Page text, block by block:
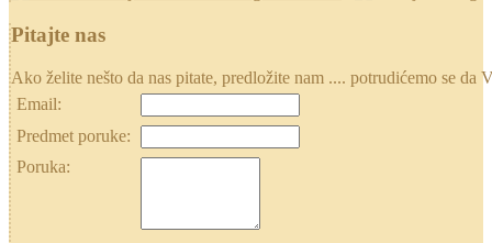
Pitajte nas
Ako želite nešto da nas pitate, predložite nam .... potrudićemo se
Email:
Predmet poruke:
Poruka: